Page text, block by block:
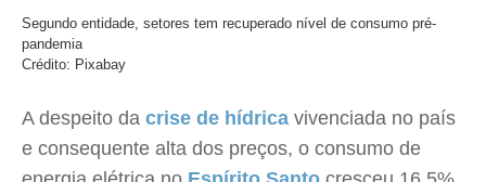
Segundo entidade, setores tem recuperado nível de consumo pré-
pandemia
Crédito: Pixabay
A despeito da crise de hídrica vivenciada no país
e consequente alta dos preços, o consumo de